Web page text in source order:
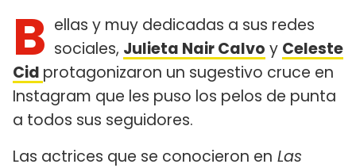
B ellas y muy dedicadas a sus redes
sociales, Julieta Nair Calvo y Celeste
Cid protagonizaron un sugestivo cruce en
Instagram que les puso los pelos de punta
a todos sus seguidores.
Las actrices que se conocieron en Las